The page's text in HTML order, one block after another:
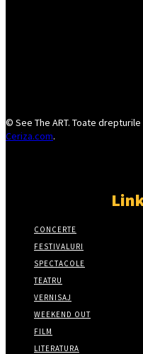
© See The ART. Toate
Ceriza.com.
CONCERTE
FESTIVALURI
SPECTACOLE
TEATRU
VERNISAJ
WEEKEND OUT
FILM
LITERATURA